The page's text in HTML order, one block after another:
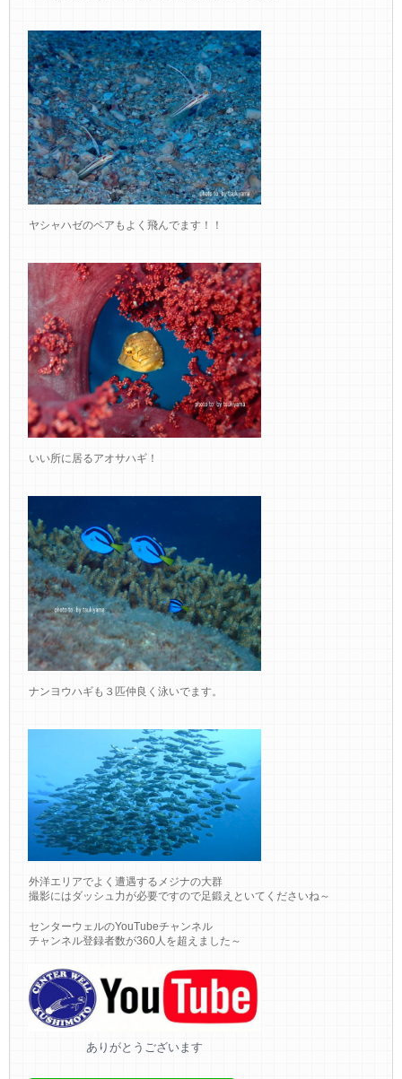
ヤシャハゼのペアもよく飛んでます！！
いい所に居るアオサハギ！
ナンヨウハギも３匹仲良く泳いでます。
外洋エリアでよく遭遇するメジナの大群
撮影にはダッシュ力が必要ですので足鍛えといてくださいね～
センターウェルのYouTubeチャンネル
チャンネル登録者数が360人を超えました～
ありがとうございます